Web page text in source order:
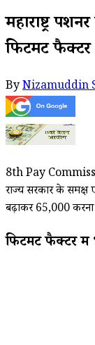
महाराष्ट्र
फिटमेंट फैक्टर
ByNizamuddin
8th Pay
राज्य सरकार के समक्ष
बढ़ाकर ₹65,000
फिटमेंट फैक्टर में